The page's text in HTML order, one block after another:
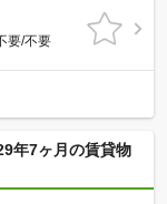
要/不要
年7ヶ月の賃貸物